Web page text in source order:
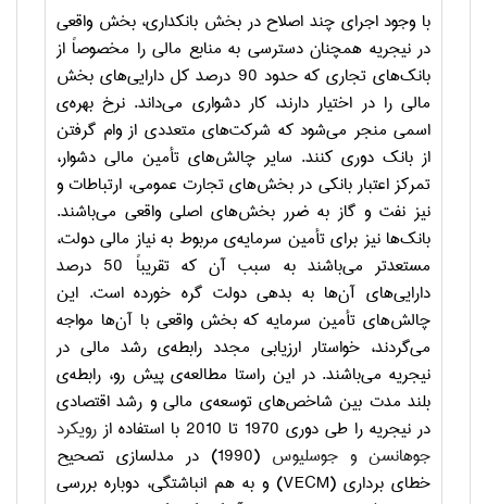
با وجود اجرای چند اصلاح در بخش بانکداری، بخش واقعی
در نیجریه همچنان دسترسی به منابع مالی را مخصوصاً از
بانکهای تجاری که حدود 90 درصد کل دارایی
های بخش
مالی را در اختیار دارند، کار دشواری میداند. نرخ بهرهی
اسمی منجر میشود که شرکتهای متعددی از وام گرفتن
از بانک دوری کنند. سایر چالشهای تأمین مالی دشوار،
تمرکز اعتبار بانکی در بخشهای تجارت عمومی، ارتباطات و
نیز نفت و گاز به ضرر بخشهای اصلی واقعی میباشند.
بانکها نیز برای تأمین سرمایهی مربوط به نیاز مالی دولت،
مستعدتر می
باشند به سبب آن که تقریباً 50 درصد
داراییهای آن‌ها به بدهی دولت گره خورده است. این
چالشهای تأمین سرمایه که بخش واقعی با آن‌ها مواجه
میگردند، خواستار ارزیابی مجدد رابطهی رشد مالی در
نیجریه میباشند. در این راستا مطالعهی پیش رو، رابطهی
بلند مدت بین شاخصهای توسعهی مالی و رشد اقتصادی
در نیجریه را طی دوری 1970 تا 2010 با استفاده از
رویکرد
جوهانسن و جوسلیوس
(1990) در مدلسازی تصحیح
خطای برداری (VECM) و به هم انباشتگی، دوباره بررسی